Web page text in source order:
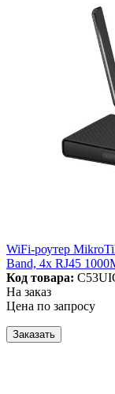
WiFi-роутер
Band, 4x RJ45
Код товара:
На заказ
Цена по запросу
Заказать